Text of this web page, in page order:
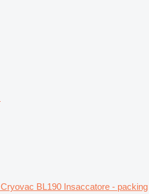
Cryovac BL190 Insaccatore - packing